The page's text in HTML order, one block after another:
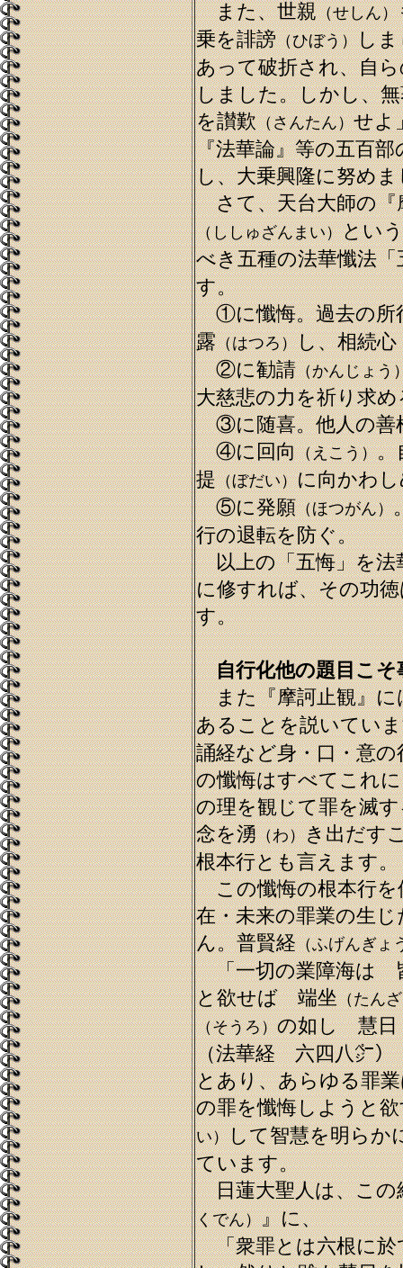
また、世親（せしん）
乗を誹謗（ひぼう）しま
あって破折され、自
しました。しかし、
を讃歎（さんたん）せよ
『法華論』等の五百
し、大乗興隆に努めま
さて、天台大師の『
（ししゅざんまい）とい
べき五種の法華懺法「
す。
①に懺悔。過去の所
露（はつろ）し、相続心
②に勧請（かんじょう
大慈悲の力を祈り求め
③に随喜。他人の善
④に回向（えこう）。
提（ぼだい）に向かわ
⑤に発願（ほつがん）
行の退転を防ぐ。
以上の「五悔」を法
に修すれば、その功
す。
自行化他の題目こそ
また『摩訶止観』に
あることを説いてい
誦経など身・口・意
の懺悔はすべてこれ
の理を観じて罪を滅
念を湧（わ）き出だす
根本行とも言えます。
この懺悔の根本行を
在・未来の罪業の生
ん。普賢経（ふげんぎょ
「一切の業障海は
と欲せば 端坐（たん
（そうろ）の如し 慧日
（法華経 六四八㌻）
とあり、あらゆる罪
の罪を懺悔しようと
い）して智慧を明らか
ています。
日蓮大聖人は、この
くでん）』に、
「衆罪とは六根に於